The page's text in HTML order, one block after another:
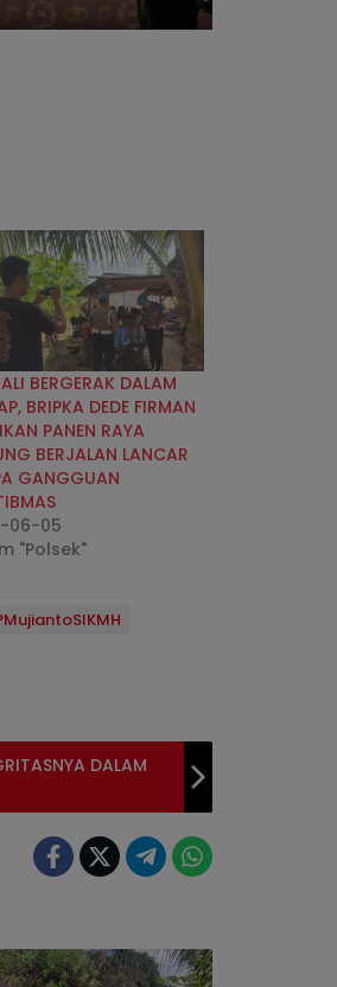
BERGERAK DALAM
BRIPKA DEDE FIRMAN
PANEN RAYA
BERJALAN LANCAR
GANGGUAN
06-05
"Polsek"
DALAM